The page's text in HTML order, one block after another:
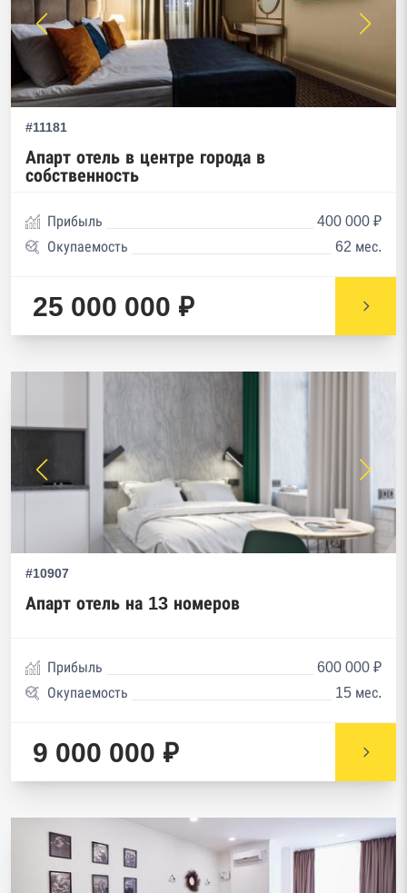
#11181
Апарт отель в центре города в
собственность
Прибыль
400 000 ₽
Окупаемость
62 мес.
25 000 000 ₽
#10907
Апарт отель на 13 номеров
Прибыль
600 000 ₽
Окупаемость
15 мес.
9 000 000 ₽